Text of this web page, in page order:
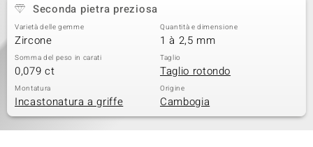
Seconda pietra preziosa
Varietà delle gemme
Zircone
Quantità e dimensione
1 à 2,5 mm
Somma del peso in carati
0,079 ct
Taglio
Taglio rotondo
Montatura
Incastonatura a griffe
Origine
Cambogia